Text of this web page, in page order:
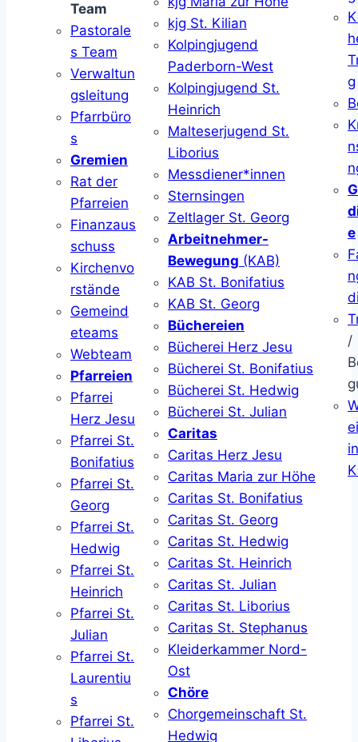
Team
Pastorale
s Team
Verwaltun
gsleitung
Pfarrbüro
s
Gremien
Rat der
Pfarreien
Finanzaus
schuss
Kirchenvo
rstände
Gemeind
eteams
Webteam
Pfarreien
Pfarrei
Herz Jesu
Pfarrei St.
Bonifatius
Pfarrei St.
Georg
Pfarrei St.
Hedwig
Pfarrei St.
Heinrich
Pfarrei St.
Julian
Pfarrei St.
Laurentiu
s
Pfarrei St.
kjg St. Kilian
Kolpingjugend
Paderborn-West
Kolpingjugend St.
Heinrich
Malteserjugend St.
Liborius
Messdiener*innen
Sternsingen
Zeltlager St. Georg
Arbeitnehmer-
Bewegung (KAB)
KAB St. Bonifatius
KAB St. Georg
Büchereien
Bücherei Herz Jesu
Bücherei St. Bonifatius
Bücherei St. Hedwig
Bücherei St. Julian
Caritas
Caritas Herz Jesu
Caritas Maria zur Höhe
Caritas St. Bonifatius
Caritas St. Georg
Caritas St. Hedwig
Caritas St. Heinrich
Caritas St. Julian
Caritas St. Liborius
Caritas St. Stephanus
Kleiderkammer Nord-
Ost
Chöre
Chorgemeinschaft St.
Hedwig
g
e
/